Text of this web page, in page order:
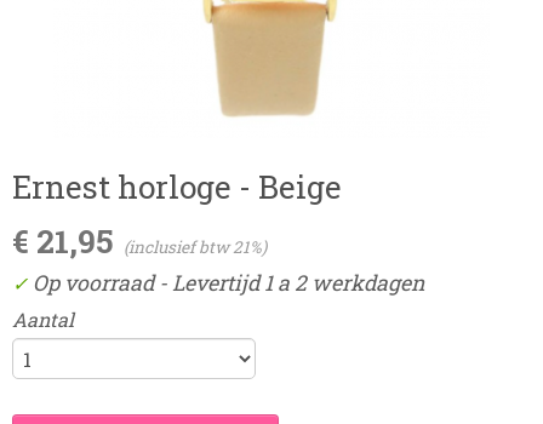
Ernest horloge - Beige
€ 21,95 (inclusief btw 21%)
✓ Op voorraad- Levertijd 1 a 2 werkdagen
Aantal